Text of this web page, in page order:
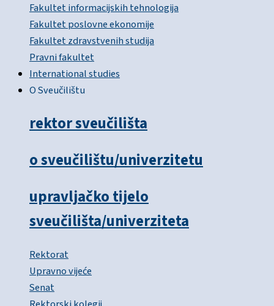
Fakultet informacijskih tehnologija
Fakultet poslovne ekonomije
Fakultet zdravstvenih studija
Pravni fakultet
International studies
O Sveučilištu
rektor sveučilišta
o sveučilištu/univerzitetu
upravljačko tijelo
sveučilišta/univerziteta
Rektorat
Upravno vijeće
Senat